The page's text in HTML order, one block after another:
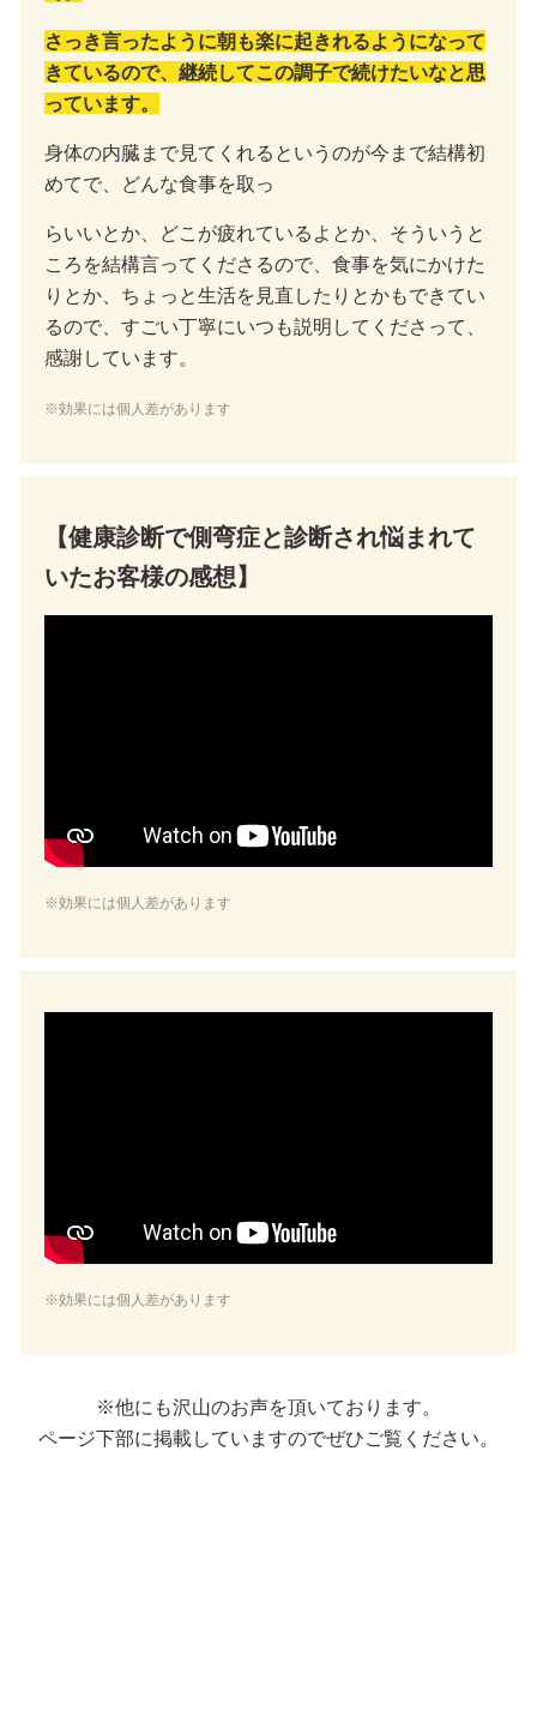
さっき言ったように朝も楽に起きれるようになって
きているので、継続してこの調子で続けたいなと思
っています。
身体の内臓まで見てくれるというのが今まで結構初
めてで、どんな食事を取っ
らいいとか、どこが疲れているよとか、そういうと
ころを結構言ってくださるので、食事を気にかけた
りとか、ちょっと生活を見直したりとかもできてい
るので、すごい丁寧にいつも説明してくださって、
感謝しています。
※効果には個人差があります
【健康診断で側弯症と診断され悩まれて
いたお客様の感想】
※効果には個人差があります
※効果には個人差があります
※他にも沢山のお声を頂いております。
ページ下部に掲載していますのでぜひご覧ください。